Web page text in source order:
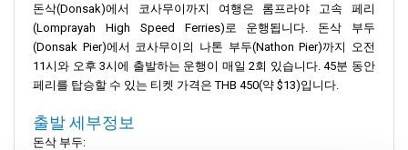
돈삭(Donsak)에서 코사무이까지 여행은 롬프라야 고속 페리
(Lomprayah High Speed ​​Ferries)로 운행됩니다. 돈삭 부두
(Donsak Pier)에서 코사무이의 나톤 부두(Nathon Pier)까지 오전
11시와 오후 3시에 출발하는 운행이 매일 2회 있습니다. 45분 동안
페리를 탑승할 수 있는 티켓 가격은 THB 450(약 $13)입니다.
출발 세부정보
돈삭 부두: